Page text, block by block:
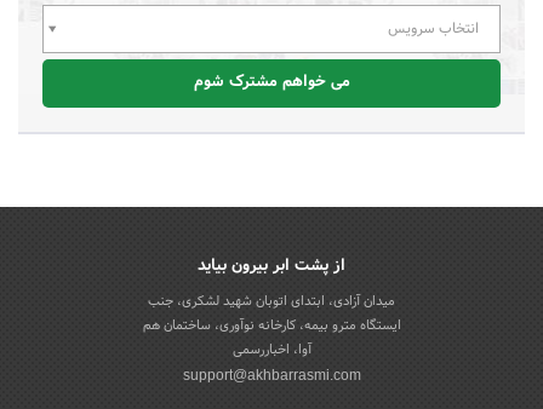
انتخاب سرویس
می خواهم مشترک شوم
از پشت ابر بیرون بیاید
میدان آزادی، ابتدای اتوبان شهید لشکری، جنب
ایستگاه مترو بیمه، کارخانه نوآوری، ساختمان هم
آوا، اخباررسمی
support@akhbarrasmi.com